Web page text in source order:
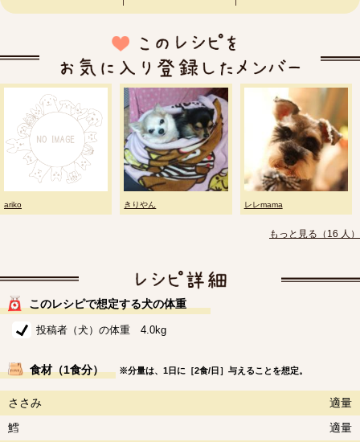
ariko きりやん レレmama
もっと見る（16 人）
このレシピで想定する犬の体重
投稿者（犬）の体重 4.0kg
食材（1食分） ※分量は、1日に［2食/日］与えることを想定。
ささみ
適量
鱈
適量